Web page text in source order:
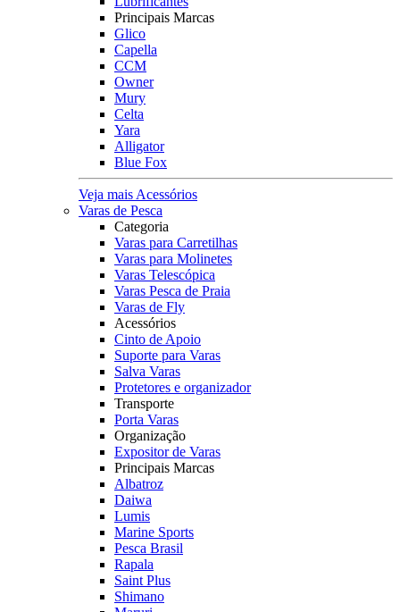
Principais Marcas
Glico
Capella
CCM
Owner
Mury
Celta
Yara
Alligator
Blue Fox
Veja mais Acessórios
Varas de Pesca
Categoria
Varas para Carretilhas
Varas para Molinetes
Varas Telescópica
Varas Pesca de Praia
Varas de Fly
Acessórios
Cinto de Apoio
Suporte para Varas
Salva Varas
Protetores e organizador
Transporte
Porta Varas
Organização
Expositor de Varas
Principais Marcas
Albatroz
Daiwa
Lumis
Marine Sports
Pesca Brasil
Rapala
Saint Plus
Shimano